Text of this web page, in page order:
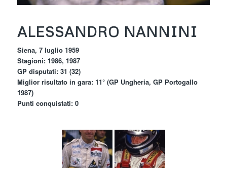
ALESSANDRO NANNINI
Siena, 7 luglio 1959
Stagioni: 1986, 1987
GP disputati: 31 (32)
Miglior risultato in gara: 11° (GP Ungheria, GP Portogallo
1987)
Punti conquistati: 0